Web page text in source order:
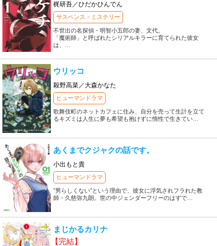
梶研吾／ひだかひんでん
サスペンス・ミステリー
不世出の名探偵・明智小五郎の妻、文代。
「魔術師」と呼ばれたシリアルキラーに育てられた彼女
は、 …
ウリッコ
殺野高菜／大森かなた
ヒューマンドラマ
歌舞伎町のネットカフェに住み、自分を売って生計を立て
るキズミは人生に夢も希望も抱けずに惰性で生きてい…
あくまでクジャクの話です。
小出もと貴
ヒューマンドラマ
”男らしくない”という理由で、彼女に浮気されフラれた教
師・久慈弥九朗。世の中ジェンダーフリーのはずで…
まじかるカリナ
【完結】